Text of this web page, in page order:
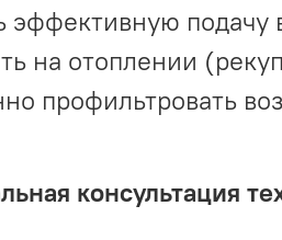
эффективную
на отоплении
профильтровать
консультация